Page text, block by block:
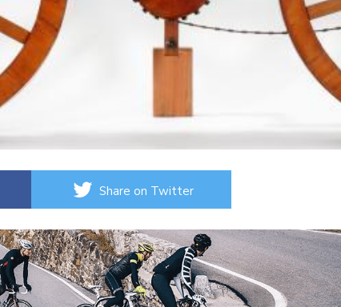
Share on Twitter